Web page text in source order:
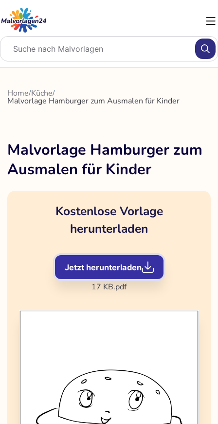
Inhalt
springen
Home/Küche/
Malvorlage Hamburger zum Ausmalen für Kinder
Malvorlage Hamburger zum
Ausmalen für Kinder
Kostenlose Vorlage
herunterladen
Jetzt herunterladen
17 KB.pdf